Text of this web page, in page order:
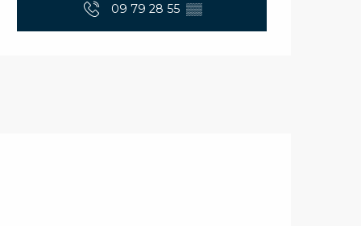
09 79 28 55 ▒▒